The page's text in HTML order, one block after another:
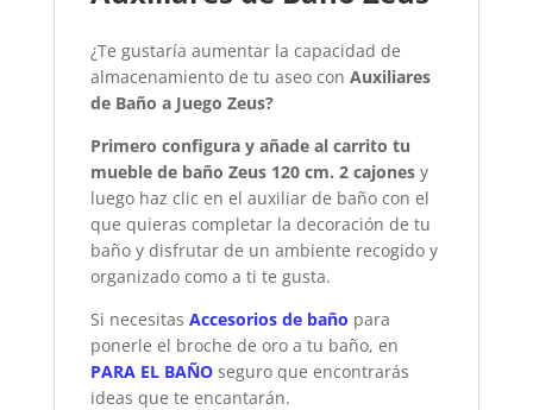
¿Te gustaría aumentar la capacidad de
almacenamiento de tu aseo con Auxiliares
de Baño a Juego Zeus?
Primero configura y añade al carrito tu
mueble de baño Zeus 120 cm. 2 cajonesy
luego haz clic en el auxiliar de baño con el
que quieras completar la decoración de tu
baño y disfrutar de un ambiente recogido y
organizado como a ti te gusta.
Si necesitas Accesorios de baño para
ponerle el broche de oro a tu baño, en
PARA EL BAÑOseguro que encontrarás
ideas que te encantarán.